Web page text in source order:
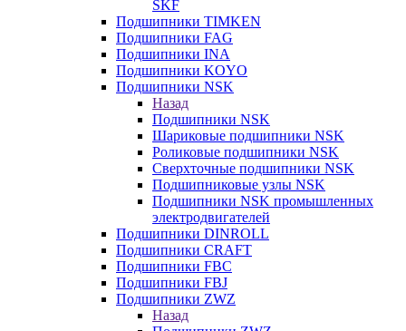
SKF
Подшипники TIMKEN
Подшипники FAG
Подшипники INA
Подшипники KOYO
Подшипники NSK
Назад
Подшипники NSK
Шариковые подшипники NSK
Роликовые подшипники NSK
Сверхточные подшипники NSK
Подшипниковые узлы NSK
Подшипники NSK промышленных
электродвигателей
Подшипники DINROLL
Подшипники CRAFT
Подшипники FBC
Подшипники FBJ
Подшипники ZWZ
Назад